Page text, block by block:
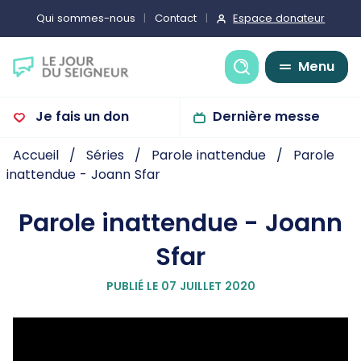
Qui sommes-nous Contact Espace donateur
Recherche
Menu
Je fais un don Dernière messe
Accueil Séries Parole inattendue
Parole
inattendue - Joann Sfar
Parole inattendue - Joann
Sfar
PUBLIÉ LE 07 JUILLET 2020